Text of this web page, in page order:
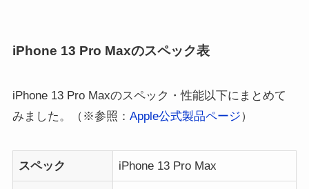
iPhone 13 Pro Maxのスペック表
iPhone 13 Pro Maxのスペック・性能以下にまとめて
みました。（※参照： Apple公式製品ページ）
スペック iPhone 13 Pro Max